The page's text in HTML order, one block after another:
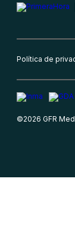
Política de
©2026 GFR